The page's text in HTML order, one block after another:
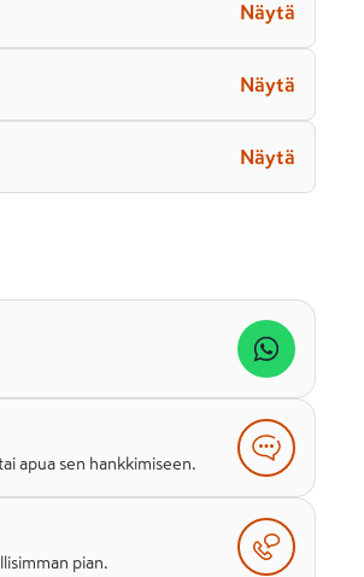
Näytä
Näytä
Näytä
apua sen hankkimiseen.
pian.